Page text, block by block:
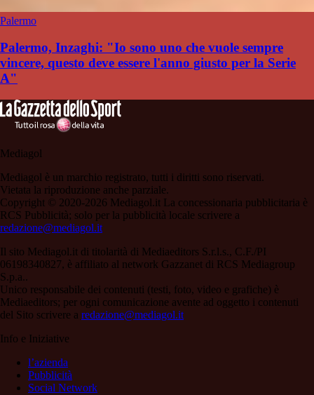
Palermo
Palermo, Inzaghi: "Io sono uno che vuole sempre
vincere, questo deve essere l'anno giusto per la Serie
A"
Mediagol
Mediagol è un marchio registrato, tutti i diritti sono riservati.
Vietata la riproduzione anche parziale.
Copyright © 2020-2026 Mediagol.it La concessionaria pubblicitaria è
RCS Pubblicità; solo per la pubblicità locale scrivere a
redazione@mediagol.it
Il sito Mediagol.it di titolarità di Mediaeditors S.r.l.s., C.F./PI
06198340827, è affiliato al network Gazzanet di RCS Mediagroup
S.p.a..
Unico responsabile dei contenuti (testi, foto, video e grafiche) è
Mediaeditors; per ogni comunicazione avente ad oggetto i contenuti
del Sito scrivere a redazione@mediagol.it
Info e Iniziative
l’azienda
Pubblicità
Social Network